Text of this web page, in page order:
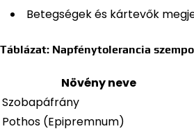
Betegségek és kártevők
Táblázat: Napfénytolerancia
Növény neve
Szobapáfrány
Pothos (Epipremnum)